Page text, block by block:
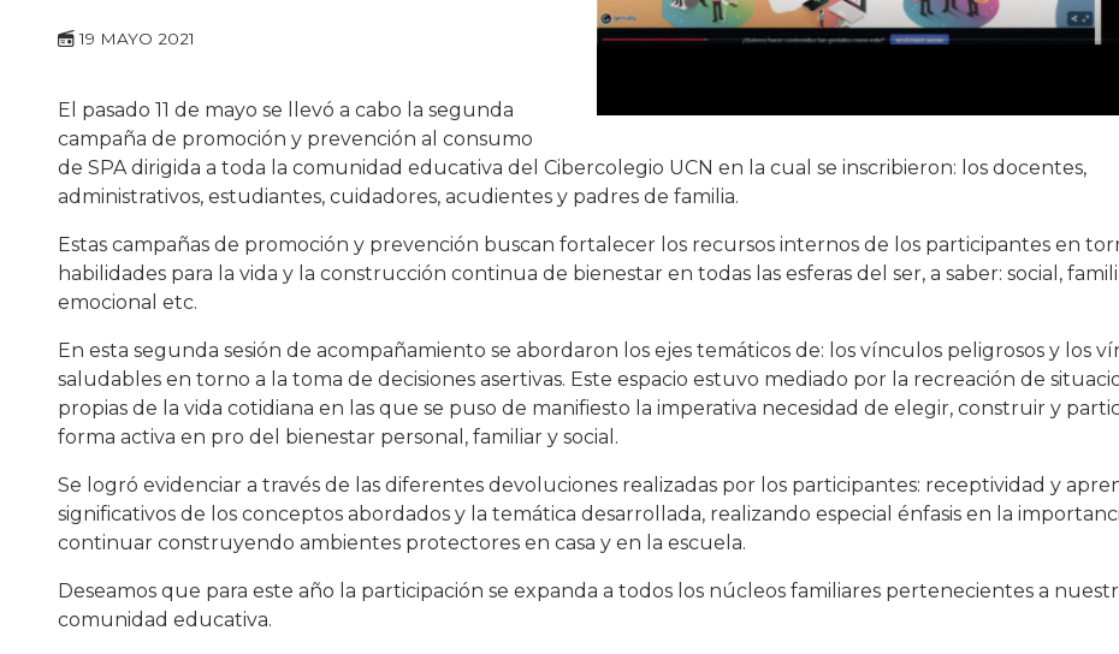
19 MAYO 2021
El pasado 11 de mayo se llevó a cabo la segunda
campaña de promoción y prevención al consumo
de SPA dirigida a toda la comunidad educativa del Cibercolegio UCN en la cual se inscribieron: los docentes,
administrativos, estudiantes, cuidadores, acudientes y padres de familia.
Estas campañas de promoción y prevención buscan fortalecer los recursos internos de los participantes en
habilidades para la vida y la construcción continua de bienestar en todas las esferas del ser, a saber: social,
emocional etc.
En esta segunda sesión de acompañamiento se abordaron los ejes temáticos de: los vínculos peligrosos y los
saludables en torno a la toma de decisiones asertivas. Este espacio estuvo mediado por la recreación de
propias de la vida cotidiana en las que se puso de manifiesto la imperativa necesidad de elegir, construir y
forma activa en pro del bienestar personal, familiar y social.
Se logró evidenciar a través de las diferentes devoluciones realizadas por los participantes: receptividad y
significativos de los conceptos abordados y la temática desarrollada, realizando especial énfasis en la
continuar construyendo ambientes protectores en casa y en la escuela.
Deseamos que para este año la participación se expanda a todos los núcleos familiares pertenecientes a
comunidad educativa.